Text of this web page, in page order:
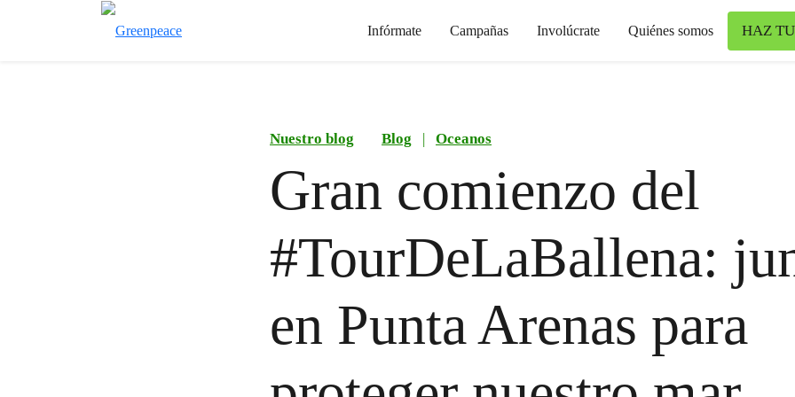
Infórmate Campañas Involúcrate Quiénes somos HAZ
Nuestro blog Blog | Oceanos
Gran comienzo del
#TourDeLaBallena:
en Punta Arenas para